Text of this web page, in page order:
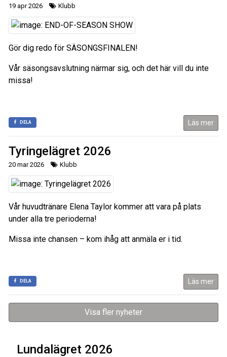
19 apr 2026 Klubb
Gör dig redo för SÄSONGSFINALEN!
Vår säsongsavslutning närmar sig, och det här vill du inte
missa!
DELA Läs mer
Tyringelägret 2026
20 mar 2026 Klubb
Vår huvudtränare Elena Taylor kommer att vara på plats
under alla tre perioderna!
Missa inte chansen – kom ihåg att anmäla er i tid.
DELA Läs mer
Visa fler nyheter
Lundalägret 2026